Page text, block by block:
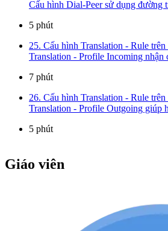
Cấu hình Dial-Peer sử dụng đường
5 phút
25. Cấu hình Translation - Rule
Translation - Profile Incoming nhận
7 phút
26. Cấu hình Translation - Rule
Translation - Profile Outgoing giúp
5 phút
Giáo viên